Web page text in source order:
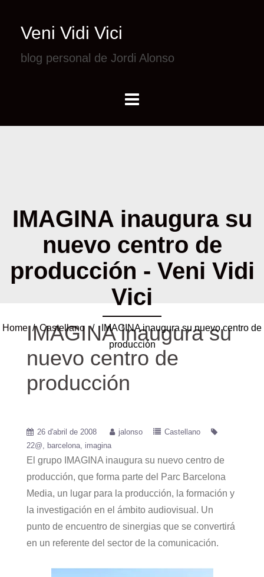
Veni Vidi Vici
blog personal de Jordi Alonso
IMAGINA inaugura su
nuevo centro de
producción - Veni Vidi
Vici
Home/Castellano / IMAGINA inaugura su nuevo centro de
producción
IMAGINA inaugura su
nuevo centro de
producción
26 d'abril de 2008 jalonso
Castellano
22@
barcelona imagina
El grupo IMAGINA inaugura su nuevo centro de
producción, que forma parte del Parc Barcelona
Media, un lugar para la producción, la formación y
la investigación en el ámbito audiovisual. Un
punto de encuentro de sinergias que se convertirá
en un referente del sector de la comunicación.